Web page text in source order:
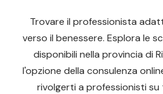
Trovare il professionista
verso il benessere. Esplora le
disponibili nella provincia di
l'opzione della consulenza
rivolgerti a professionisti